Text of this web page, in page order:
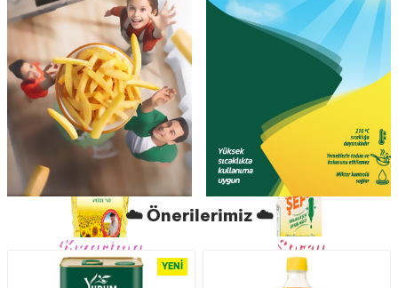
Kızartma
Ustası
Sprey
☁️ Önerilerimiz ☁️
YENI